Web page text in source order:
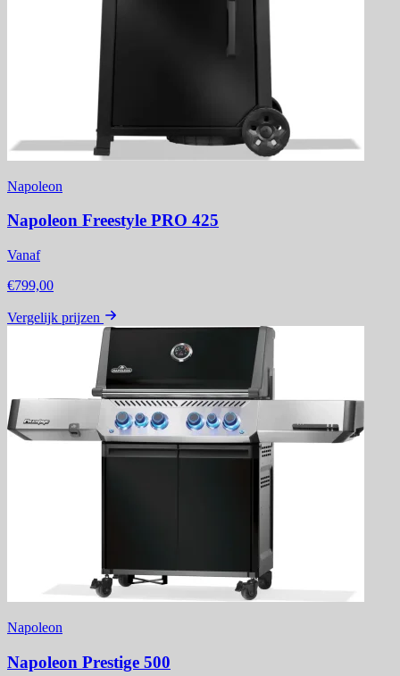
Napoleon
Napoleon Freestyle PRO 425
Vanaf
€799,00
Vergelijk prijzen
Napoleon
Napoleon Prestige 500